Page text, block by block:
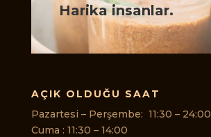
Harika insanlar.
AÇIK OLDUĞU SAAT
Pazartesi – Perşembe: 11:30 – 24:00
Cuma : 11:30 – 14:00